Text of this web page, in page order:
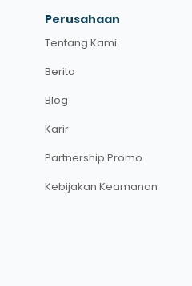
Perusahaan
Tentang Kami
Berita
Blog
Karir
Partnership Promo
Kebijakan Keamanan